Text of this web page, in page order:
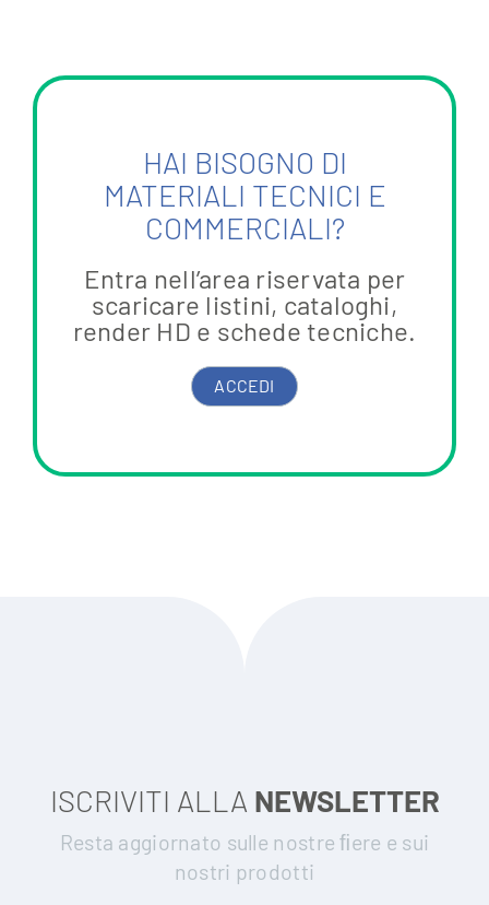
HAI BISOGNO DI
MATERIALI TECNICI E
COMMERCIALI?
Entra nell’area riservata per
scaricare listini, cataloghi,
render HD e schede tecniche.
ACCEDI
ISCRIVITI ALLA NEWSLETTER
Resta aggiornato sulle nostre ﬁere e sui
nostri prodotti